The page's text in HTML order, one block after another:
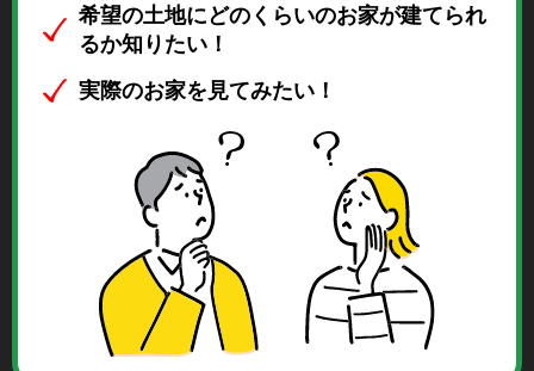
希望の土地にどのくらいのお家が建てられ
るか知りたい！
実際のお家を見てみたい！